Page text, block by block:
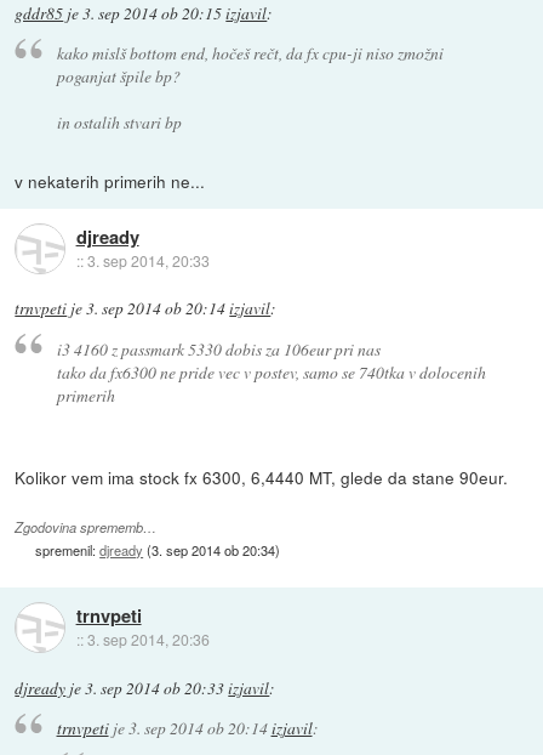
gddr85 je3. sep 2014 ob 20:15izjavil:
kako mislš bottom end, hočeš rečt, da fx cpu-ji niso zmožni
poganjat špile bp?
in ostalih stvari bp
v nekaterih primerih ne...
djready
::3. sep 2014, 20:33
trnvpeti je3. sep 2014 ob 20:14izjavil:
i3 4160 z passmark 5330 dobis za 106eur pri nas
tako da fx6300 ne pride vec v postev, samo se 740tka v dolocenih
primerih
Kolikor vem ima stock fx 6300, 6,4440 MT, glede da stane 90eur.
Zgodovina sprememb…
spremenil:djready (3. sep 2014 ob 20:34)
trnvpeti
::3. sep 2014, 20:36
djready je3. sep 2014 ob 20:33izjavil:
trnvpetije3. sep 2014 ob 20:14izjavil: